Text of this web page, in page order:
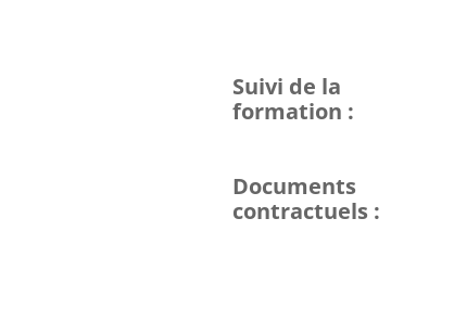
Suivi de la
formation :
Documents
contractuels :